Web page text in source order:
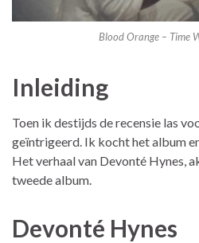
Blood Orange – Time
Inleiding
Toen ik destijds de recensie las
geïntrigeerd. Ik kocht het album
Het verhaal van Devonté Hynes,
tweede album.
Devonté Hynes